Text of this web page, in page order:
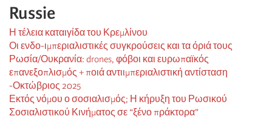
Russie
Η τέλεια καταιγίδα του Κρεμλίνου
Οι ενδο-ιμπεριαλιστικές συγκρούσεις και τα όριά τους
Ρωσία/Ουκρανία: drones, φόβοι και ευρωπαϊκός
επανεξοπλισμός + ποιά αντιιμπεριαλιστική αντίσταση
-Οκτώβριος 2025
Εκτός νόμου ο σοσιαλισμός; Η κήρυξη του Ρωσικού
Σοσιαλιστικού Κινήματος σε “ξένο πράκτορα”